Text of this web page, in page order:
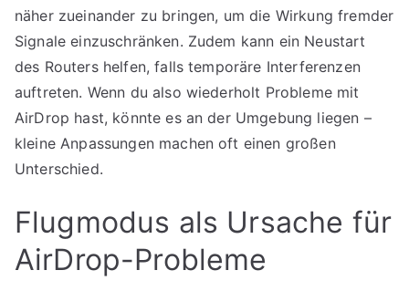
näher zueinander zu bringen, um die Wirkung fremder
Signale einzuschränken. Zudem kann ein Neustart
des Routers helfen, falls temporäre Interferenzen
auftreten. Wenn du also wiederholt Probleme mit
AirDrop hast, könnte es an der Umgebung liegen –
kleine Anpassungen machen oft einen großen
Unterschied.
Flugmodus als Ursache für
AirDrop-Probleme